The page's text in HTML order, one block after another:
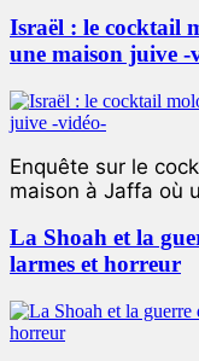
Israël : le cocktail
une maison juive -
Enquête sur le
maison à Jaffa où
La Shoah et la
larmes et horreur